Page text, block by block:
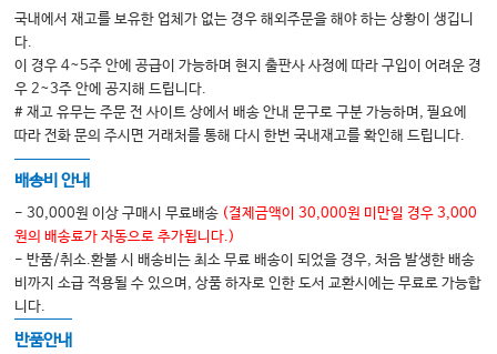
국내에서 재고를 보유한 업체가 없는 경우 해외주문을 해야 하는 상황이 생깁니
다.
이 경우 4~5주 안에 공급이 가능하며 현지 출판사 사정에 따라 구입이 어려운 경
우 2~3주 안에 공지해 드립니다.
# 재고 유무는 주문 전 사이트 상에서 배송 안내 문구로 구분 가능하며, 필요에
따라 전화 문의 주시면 거래처를 통해 다시 한번 국내재고를 확인해 드립니다.
배송비 안내
- 30,000원 이상 구매시 무료배송 (결제금액이 30,000원 미만일 경우 3,000
원의 배송료가 자동으로 추가됩니다.)
- 반품/취소.환불 시 배송비는 최소 무료 배송이 되었을 경우, 처음 발생한 배송
비까지 소급 적용될 수 있으며, 상품 하자로 인한 도서 교환시에는 무료로 가능합
니다.
반품안내